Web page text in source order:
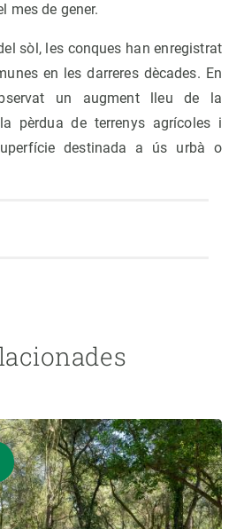
mes de gener.
sòl, les conques han enregistrat
en les darreres dècades. En
un augment lleu de la
pèrdua de terrenys agrícoles i
destinada a ús urbà o